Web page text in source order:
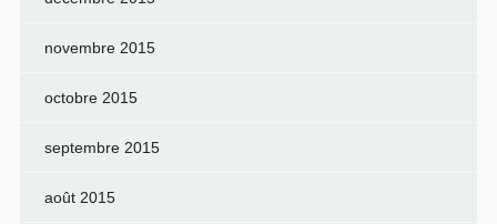
novembre 2015
octobre 2015
septembre 2015
août 2015